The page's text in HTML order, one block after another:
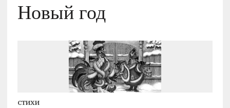
Новый год
СТИХИ